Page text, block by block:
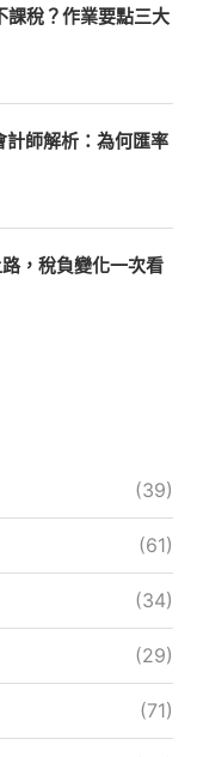
課稅？作業要點三大
計師解析：為何匯率
，稅負變化一次看
(39)
(61)
(34)
(29)
(71)